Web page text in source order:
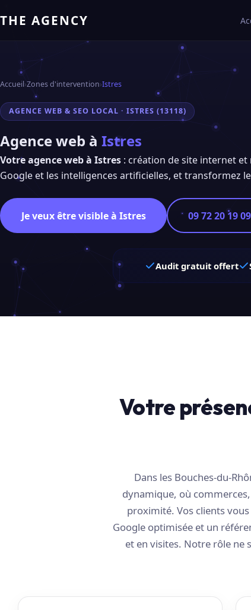
THE AGENCY
Accueil›Zones d'intervention›Istres
AGENCE WEB & SEO LOCAL · ISTRES (13118)
Agence web à Istres
Votre agence web à Istres : création de site internet
Google et les intelligences artificielles, et transformez
Je veux être visible à Istres 09 72 20 19 09
Audit gratuit offert
Votre
Dans les Bouches-du-
dynamique, où
proximité. Vos clients
Google optimisée et un
et en visites. Notre rôle ne